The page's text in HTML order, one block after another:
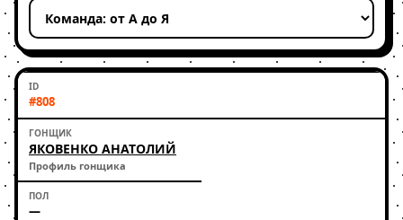
#808
ЯКОВЕНКО АНАТОЛИЙ
Профиль гонщика
—